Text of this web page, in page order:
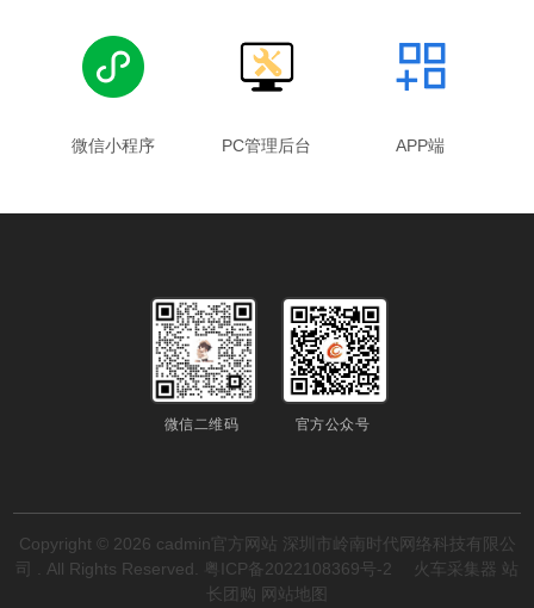
微信小程序 PC管理后台 APP端
微信二维码 官方公众号
Copyright © 2026 cadmin官方网站 深圳市岭南时代网络科技有限公
司 . All Rights Reserved.
粤ICP备2022108369号-2 火车采集器 站
长团购 网站地图